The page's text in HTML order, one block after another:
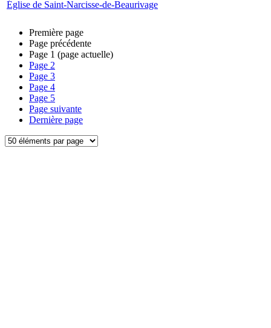
Église de Saint-Narcisse-de-Beaurivage
Première page
Page précédente
Page 1 (page actuelle)
Page 2
Page 3
Page 4
Page 5
Page suivante
Dernière page